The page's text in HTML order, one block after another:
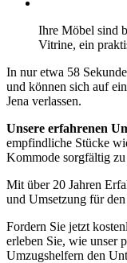
Ihre Möbel sind
Vitrine, ein
In nur etwa 58
und können sich auf
Jena verlassen.
Unsere erfahrenen
empfindliche Stücke
Kommode sorgfältig zu
Mit über 20 Jahren
und Umsetzung für
Fordern Sie jetzt
erleben Sie, wie unser
Umzugshelfern den